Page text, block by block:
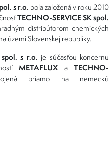
s r.o. bola založená v roku 2010
TECHNO-SERVICE SK spol.
distribútorom chemických
na území Slovenskej republiky.
spol. s r.o. je súčasťou koncernu
METAFLUXa TECHNO-
priamo na nemeckú